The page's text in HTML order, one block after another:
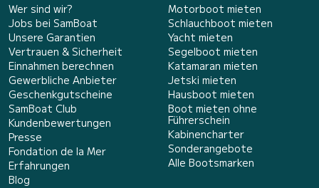
Wer sind wir?
Jobs bei SamBoat
Unsere Garantien
Vertrauen & Sicherheit
Einnahmen berechnen
Gewerbliche Anbieter
Geschenkgutscheine
SamBoat Club
Kundenbewertungen
Presse
Fondation de la Mer
Erfahrungen
Blog
Motorboot mieten
Schlauchboot mieten
Yacht mieten
Segelboot mieten
Katamaran mieten
Jetski mieten
Hausboot mieten
Boot mieten ohne
Führerschein
Kabinencharter
Sonderangebote
Alle Bootsmarken